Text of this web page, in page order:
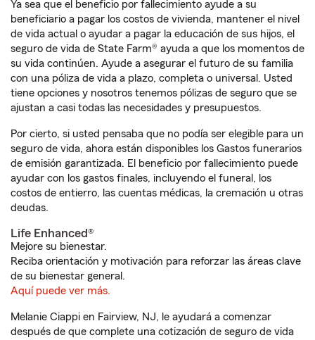
Ya sea que el beneficio por fallecimiento ayude a su
beneficiario a pagar los costos de vivienda, mantener el nivel
de vida actual o ayudar a pagar la educación de sus hijos, el
seguro de vida de State Farm® ayuda a que los momentos de
su vida continúen. Ayude a asegurar el futuro de su familia
con una póliza de vida a plazo, completa o universal. Usted
tiene opciones y nosotros tenemos pólizas de seguro que se
ajustan a casi todas las necesidades y presupuestos.
Por cierto, si usted pensaba que no podía ser elegible para un
seguro de vida, ahora están disponibles los Gastos funerarios
de emisión garantizada. El beneficio por fallecimiento puede
ayudar con los gastos finales, incluyendo el funeral, los
costos de entierro, las cuentas médicas, la cremación u otras
deudas.
Life Enhanced®
Mejore su bienestar.
Reciba orientación y motivación para reforzar las áreas clave
de su bienestar general.
Aquí puede ver más.
Melanie Ciappi en Fairview, NJ, le ayudará a comenzar
después de que complete una cotización de seguro de vida